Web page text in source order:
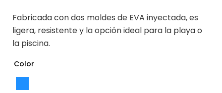
Fabricada con dos moldes de EVA inyectada, es
ligera, resistente y la opción ideal para la playa o
la piscina.
Color